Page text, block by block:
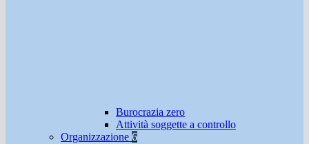
Burocrazia zero
Attività soggette a controllo
Organizzazione 6